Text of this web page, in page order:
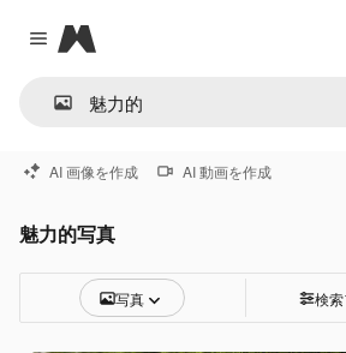
Close menu
Magnific
AI 画像を作成 AI 動画を作成
魅力的写真
写真 検